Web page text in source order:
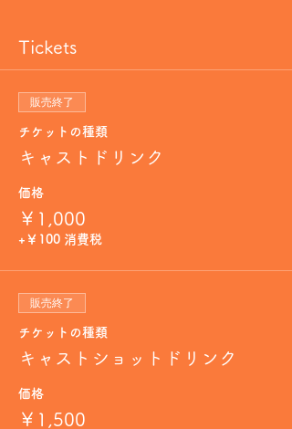
Tickets
販売終了
チケットの種類
キャストドリンク
価格
￥1,000
+￥100 消費税
販売終了
チケットの種類
キャストショットドリンク
価格
￥1,500